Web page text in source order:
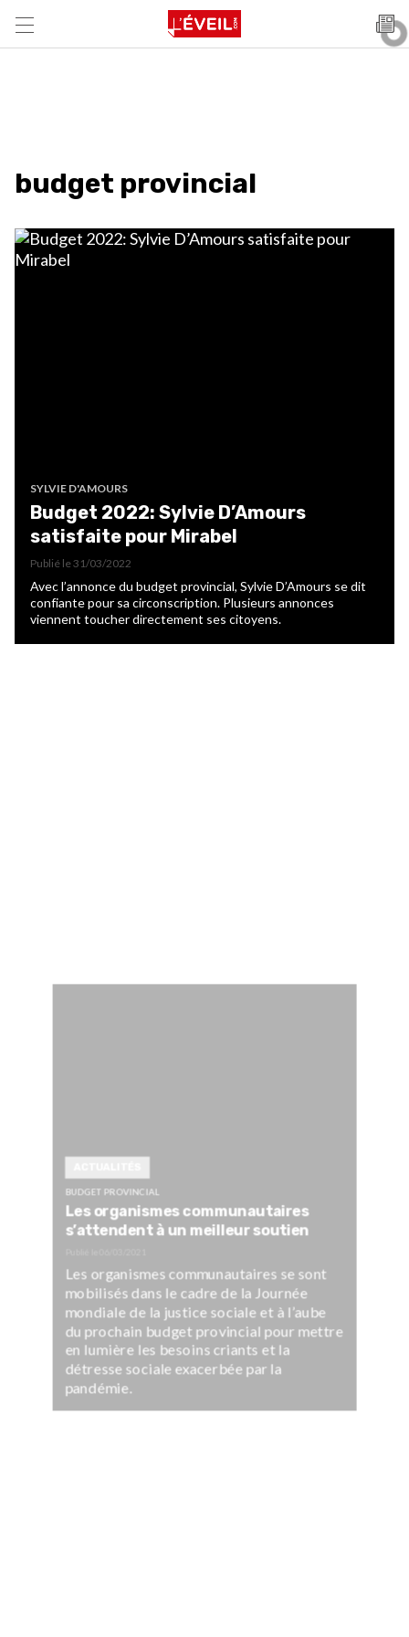
budget provincial
SYLVIE D'AMOURS
Budget 2022: Sylvie D’Amours
satisfaite pour Mirabel
Publié le31/03/2022
Avec l’annonce du budget provincial, Sylvie D’Amours se dit
confiante pour sa circonscription. Plusieurs annonces
viennent toucher directement ses citoyens.
BUDGET PROVINCIAL
Les organismes communautaires
s’attendent à un meilleur soutien
Les organismes communautaires se sont
mobilisés dans le cadre de la Journée
mondiale de la justice sociale et à l’aube
du prochain budget provincial pour mettre
en lumière les besoins criants et la
détresse sociale exacerbée par la
pandémie.